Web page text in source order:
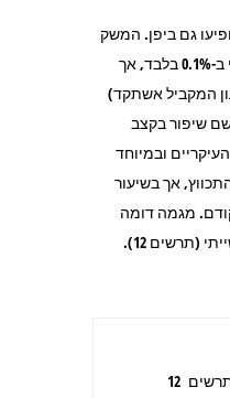
גם ביפן. המשק
אומנם צמח ברבעון השלישי ב-0.1% בלבד, אך
המקביל אשתקד)
(תרשים 11). נרשם שיפור בקצב
ובמיוחד
אך בשיעור
מגמה דומה
(תרשים 12).
12